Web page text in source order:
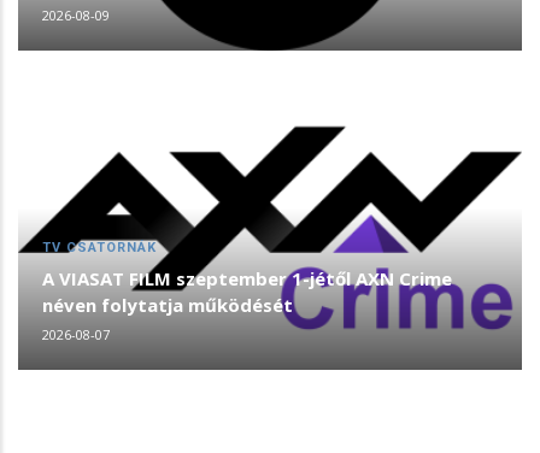
2026-08-09
TV CSATORNÁK
A VIASAT FILM szeptember 1-jétől AXN Crime
néven folytatja működését
2026-08-07